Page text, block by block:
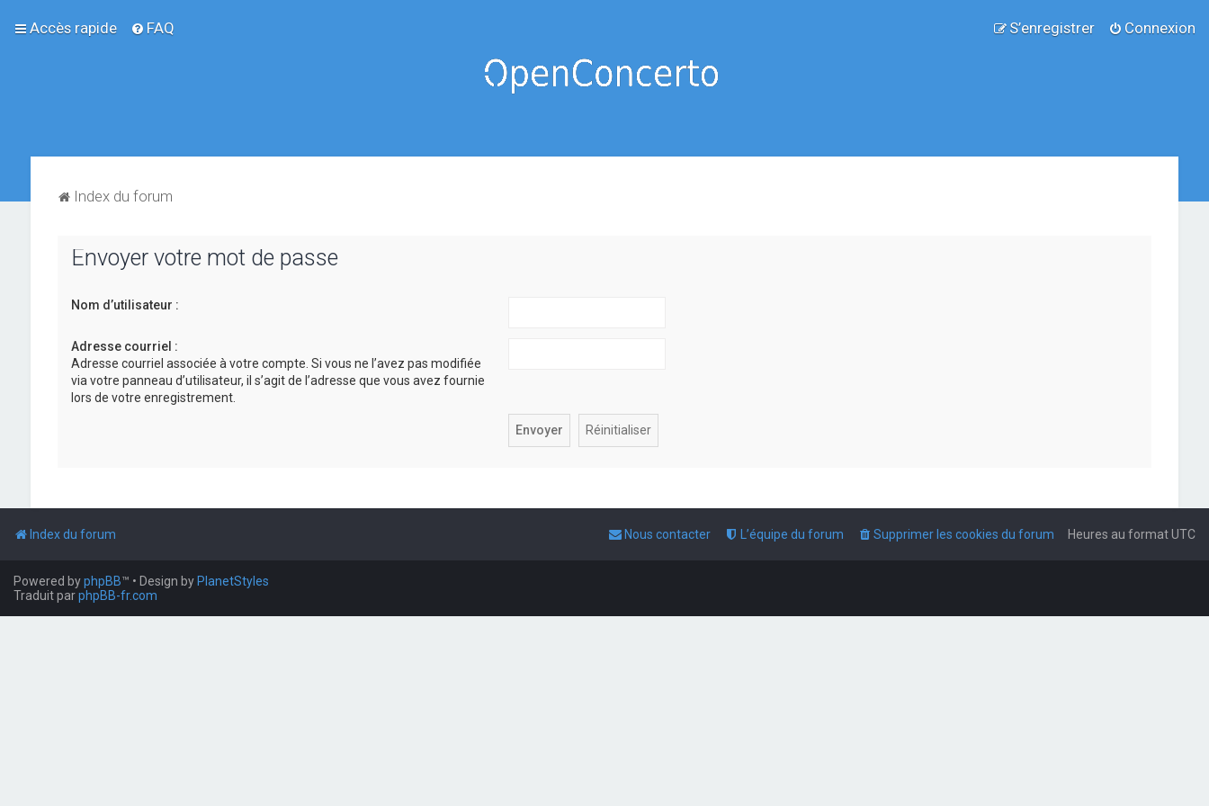
Accès rapide FAQ Connexion
S’enregistrer
Index du forum
Envoyer votre mot de passe
Nom d’utilisateur :
Adresse courriel :
Adresse courriel associée à votre compte. Si vous ne l’avez pas modifiée
via votre panneau d’utilisateur, il s’agit de l’adresse que vous avez fournie
lors de votre enregistrement.
Index du forum Heures au formatUTC
Supprimer les cookies du forum
L’équipe du forum
Nous contacter
Powered byphpBB™ • Design by PlanetStyles
Traduit parphpBB-fr.com